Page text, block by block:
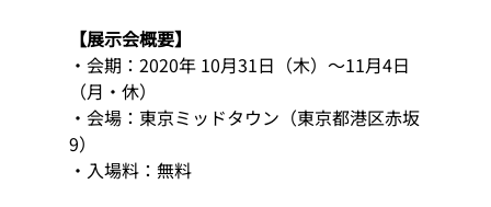
【展示会概要】
・会期：2020年 10月31日（木）〜11月4日
（月・休）
・会場：東京ミッドタウン（東京都港区赤坂
9）
・入場料：無料